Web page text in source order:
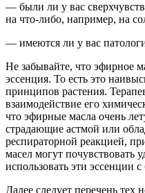
— были ли у вас
на что-либо, например, на
— имеются ли у вас
Не забывайте, что эфирное
эссенция. То есть это
принципов растения.
взаимодействие его
что эфирные масла очень
страдающие астмой или
респираторной реакцией,
масел могут почувствовать
использовать эти эссенции
Далее следует перечень